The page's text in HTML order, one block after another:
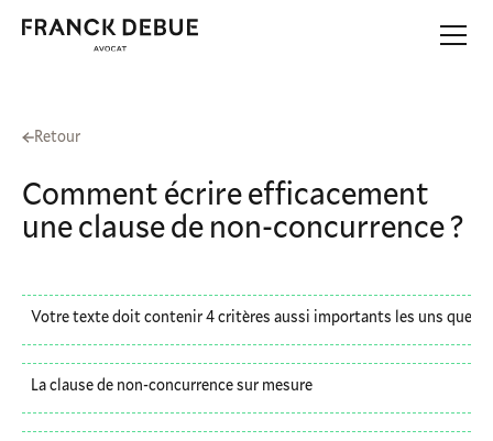
Retour
Comment écrire efficacement
une clause de non-concurrence ?
Votre texte doit contenir 4 critères aussi importants les uns que
La clause de non-concurrence sur mesure